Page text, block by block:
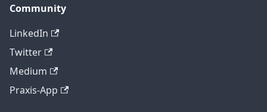
Community
LinkedIn
Twitter
Medium
Praxis-App